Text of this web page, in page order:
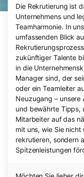
Die Rekrutierung ist
Unternehmens und
Teamharmonie. In
umfassenden Blick
zukünftiger Talente
in die
Manager sind, der
oder ein Teamleiter
Neuzugang – unsere
und bewährte Tipps,
Mitarbeiter auf das
mit uns, wie Sie
rekrutieren, sondern
Spitzenleistungen